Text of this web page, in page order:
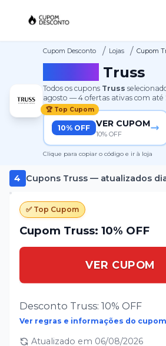
Cupom Desconto / Lojas / Cupom
Truss
Todos os cupons Truss
agosto —4 ofertas ativas com até
🏆 Top Cupom
10% OFF VER CUPOM
10% OFF
Clique para copiar o código e ir à loja
4 Cupons Truss— atualizados
✅ Top Cupom
Cupom Truss: 10% OFF
VER CUPOM
Desconto Truss: 10% OFF
Ver regras e informações do cupom
Atualizado em 06/08/2026